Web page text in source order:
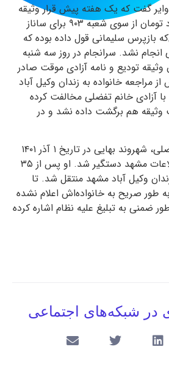
گفت که یک هفته پیش قرار وثیقه
سنگین معادل ده میلیارد تومان از سوی شعبه ۹۰۳ برای ساناز
بازپرس سلیمانی قول داده بوده که
انجام نشد. سرانجام در روز سه شنبه
وثیقه تودیع و نامه آزادی موقت صادر
مراجعه خانواده به زندان وکیل آباد
خانم تفضلی مخالفت کرده
هم برگشت داده نشد و در
قابل ذکر است ساناز تفضلی، شهروند بهایی در تاریخ ۱ آذر ۱۴۰۱
توسط ماموران اداره اطلاعات مشهد دستگیر شد. او پس از ۳۵
وکیل آباد مشهد منتقل شد. تا
طور صریح به خانواده‌اش اعلام نشده
ضمنی به تبلیغ علیه نظام اشاره کرده
در شبکه‌های اجتماعی